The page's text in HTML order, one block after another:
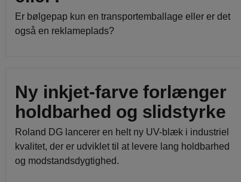
Er bølgepap kun en transportemballage eller er det
også en reklameplads?
Ny inkjet-farve forlænger
holdbarhed og slidstyrke
Roland DG lancerer en helt ny UV-blæk i industriel
kvalitet, der er udviklet til at levere lang holdbarhed
og modstandsdygtighed.